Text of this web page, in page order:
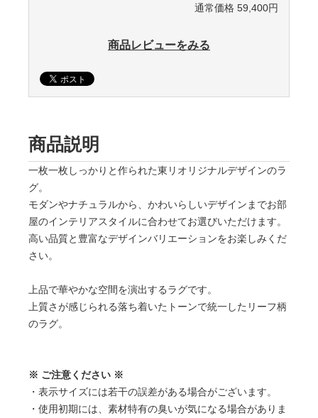
通常価格 59,400円
商品レビューをみる
商品説明
一枚一枚しっかりと作られた東リオリジナルデザインのラ
グ。
モダンやナチュラルから、かわいらしいデザインまでお部
屋のインテリアスタイルに合わせてお選びいただけます。
高い品質と豊富なデザインバリエーションをお楽しみくだ
さい。
上品で華やかな空間を演出するラグです。
上質さが感じられる落ち着いたトーンで統一したリーフ柄
のラグ。
※ ご注意ください ※
・表示サイズには若干の誤差がある場合がございます。
・使用初期には、素材特有の臭いが気になる場合がありま